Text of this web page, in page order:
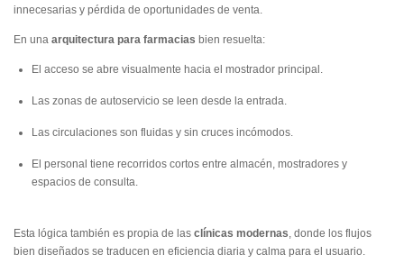
innecesarias y pérdida de oportunidades de venta.
En una arquitectura para farmacias bien resuelta:
El acceso se abre visualmente hacia el mostrador principal.
Las zonas de autoservicio se leen desde la entrada.
Las circulaciones son fluidas y sin cruces incómodos.
El personal tiene recorridos cortos entre almacén, mostradores y
espacios de consulta.
Esta lógica también es propia de las clínicas modernas , donde los flujos
bien diseñados se traducen en eficiencia diaria y calma para el usuario.